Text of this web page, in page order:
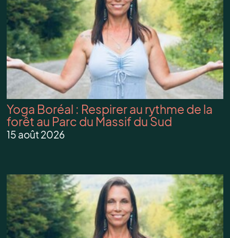
Yoga Boréal : Respirer au rythme de la
forêt au Parc du Massif du Sud
15 août 2026